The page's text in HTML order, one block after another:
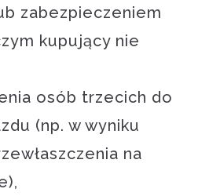
zabezpieczeniem
kupujący nie
osób trzecich do
(np. w wyniku
na